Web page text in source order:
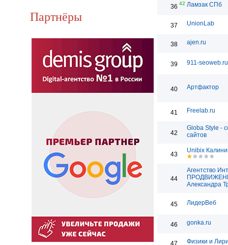
Партнёры
36 42 Ламзак СПб
37 UnionLab
38 ajen.ru
39 911-seoweb.ru
40 Артфактор
41 Freelab.ru
42
Globa Style -
сайтов
43
Unibix
44
Агентство
Александра
45 ЛидерВеб
46 gonka.ru
Физики и